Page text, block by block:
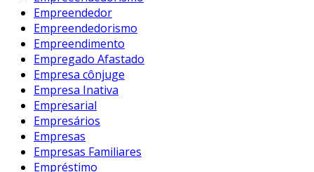
Empreendedor
Empreendedorismo
Empreendimento
Empregado Afastado
Empresa cônjuge
Empresa Inativa
Empresarial
Empresários
Empresas
Empresas Familiares
Empréstimo